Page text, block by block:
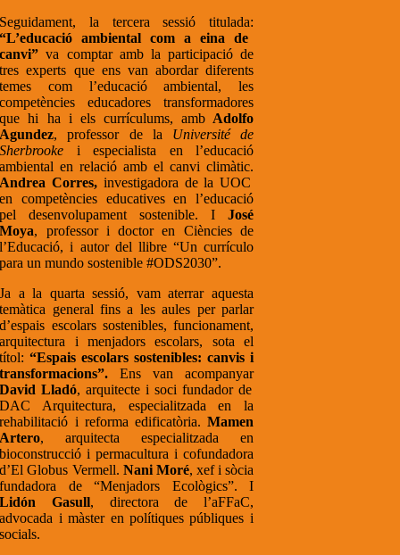
Seguidament, la tercera sessió titulada:
“L’educació ambiental com a eina de
canvi”va comptar amb la participació de
tres experts que ens van abordar diferents
temes com l’educació ambiental, les
competències educadores transformadores
que hi ha i els currículums, ambAdolfo
Agundez, professor de la Université de
Sherbrooke i especialista en l’educació
ambiental en relació amb el canvi climàtic.
Andrea Corres, investigadora de la UOC
en competències educatives en l’educació
pel desenvolupament sostenible. I José
Moya, professor i doctor en Ciències de
l’Educació, i autor del llibre “Un currículo
para un mundo sostenible #ODS2030”.
Ja a la quarta sessió, vam aterrar aquesta
temàtica general fins a les aules per parlar
d’espais escolars sostenibles, funcionament,
arquitectura i menjadors escolars, sota el
títol: “Espais escolars sostenibles: canvis i
transformacions”.Ens van acompanyar
David Lladó, arquitecte i soci fundador de
DAC Arquitectura, especialitzada en la
rehabilitació i reforma edificatòria. Mamen
Artero, arquitecta especialitzada en
bioconstrucció i permacultura i cofundadora
d’El Globus Vermell. Nani Moré, xef i sòcia
fundadora de “Menjadors Ecològics”. I
Lidón Gasull, directora de l’aFFaC,
advocada i màster en polítiques públiques i
socials.